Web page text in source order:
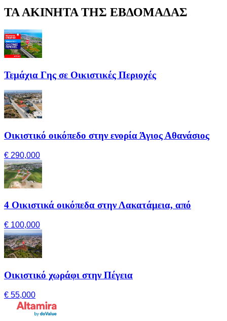
ΤΑ ΑΚΙΝΗΤΑ ΤΗΣ ΕΒΔΟΜΑΔΑΣ
Τεμάχια Γης σε Οικιστικές Περιοχές
Οικιστικό οικόπεδο στην ενορία Άγιος Αθανάσιος
€ 290,000
4 Οικιστικά οικόπεδα στην Λακατάμεια, από
€ 100,000
Οικιστικό χωράφι στην Πέγεια
€ 55,000